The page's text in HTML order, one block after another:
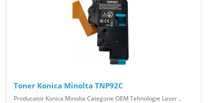
Toner Konica Minolta TNP92C
Producator Konica Minolta Categorie OEM Tehnologie Laser ..